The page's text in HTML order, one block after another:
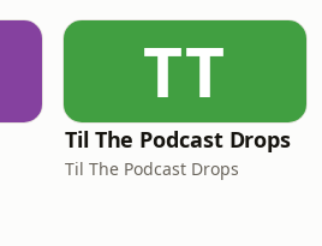
TT
Til The Podcast Drops
Til The Podcast Drops